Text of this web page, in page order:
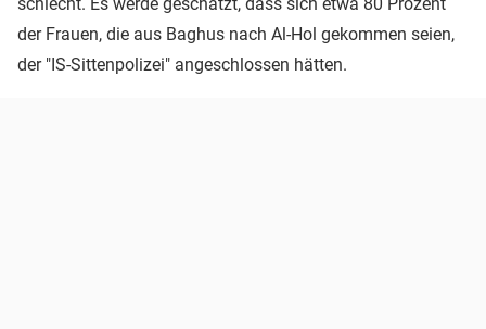
der Frauen, die aus Baghus nach Al-Hol gekommen seien,
der "IS-Sittenpolizei" angeschlossen hätten.